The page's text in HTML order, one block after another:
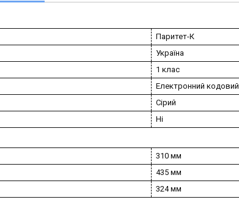
Паритет-К
Україна
1 клас
Електронний кодовий
Сірий
Ні
310 мм
435 мм
324 мм